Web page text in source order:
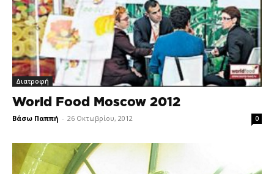
Διατροφή
World Food Moscow 2012
Βάσω Παππή - 26 Οκτωβρίου, 2012 0